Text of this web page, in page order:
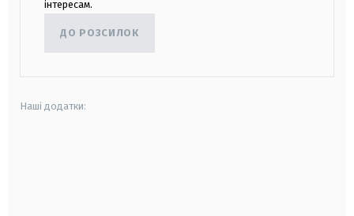
інтересам.
ДО РОЗСИЛОК
Наші додатки: